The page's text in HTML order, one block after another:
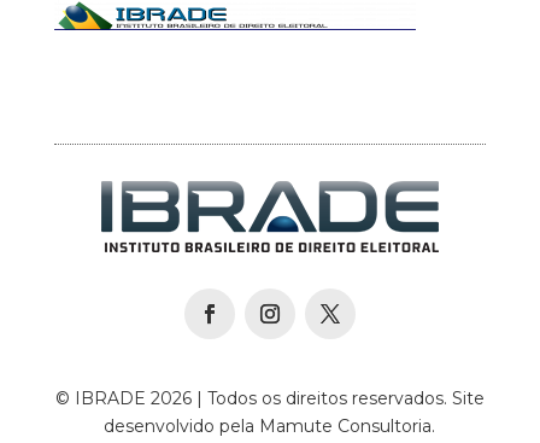
© IBRADE 2026 | Todos os direitos reservados. Site
desenvolvido pela Mamute Consultoria.